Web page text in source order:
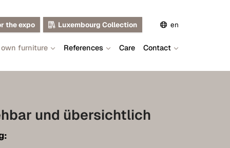
the expo Luxembourg Collection en
de
fr
furniture References Care Contact
und übersichtlich